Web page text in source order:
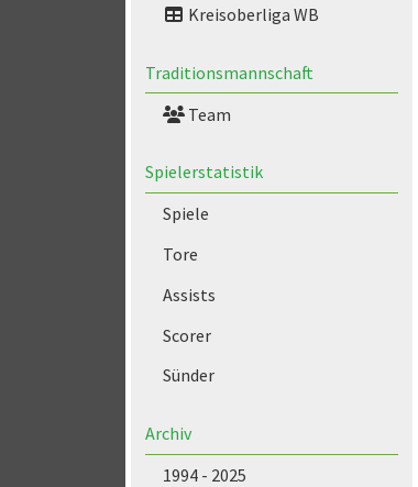
Kreisoberliga WB
Traditionsmannschaft
Team
Spielerstatistik
Spiele
Tore
Assists
Scorer
Sünder
Archiv
1994 - 2025